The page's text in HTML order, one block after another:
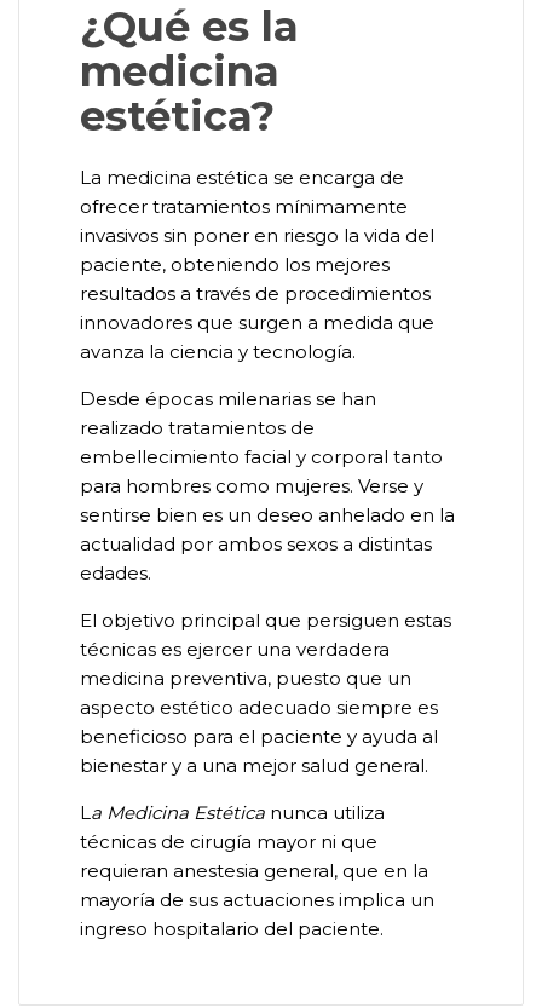
¿Qué es la
medicina
estética?
La medicina estética se encarga de
ofrecer tratamientos mínimamente
invasivos sin poner en riesgo la vida del
paciente, obteniendo los mejores
resultados a través de procedimientos
innovadores que surgen a medida que
avanza la ciencia y tecnología.
Desde épocas milenarias se han
realizado tratamientos de
embellecimiento facial y corporal tanto
para hombres como mujeres. Verse y
sentirse bien es un deseo anhelado en la
actualidad por ambos sexos a distintas
edades.
El objetivo principal que persiguen estas
técnicas es ejercer una verdadera
medicina preventiva, puesto que un
aspecto estético adecuado siempre es
beneficioso para el paciente y ayuda al
bienestar y a una mejor salud general.
La Medicina Estética nunca utiliza
técnicas de cirugía mayor ni que
requieran anestesia general, que en la
mayoría de sus actuaciones implica un
ingreso hospitalario del paciente.